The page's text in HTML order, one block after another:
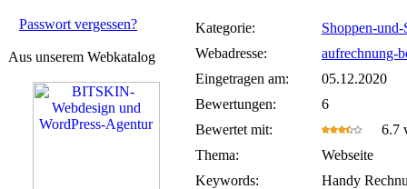
Passwort vergessen?
Aus unserem Webkatalog
Kategorie:
Shoppen-
Webadresse:
aufrechnung-
Eingetragen am:
05.12.2020
Bewertungen:
6
Bewertet mit:
6.7
Thema:
Webseite
Keywords:
Handy